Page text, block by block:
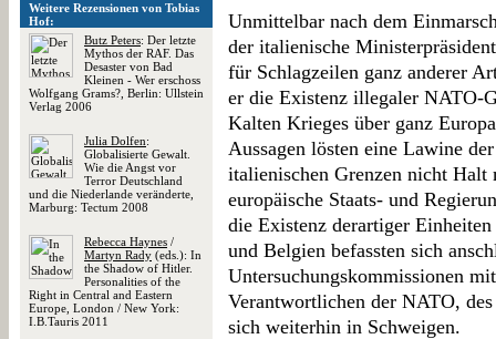
Weitere Rezensionen von Tobias
Hof:
Butz Peters: Der letzte
Mythos der RAF. Das
Desaster von Bad
Kleinen - Wer erschoss
Wolfgang Grams?, Berlin: Ullstein
Verlag 2006
Julia Dolfen:
Globalisierte Gewalt.
Wie die Angst vor
Terror Deutschland
und die Niederlande veränderte,
Marburg: Tectum 2008
Rebecca Haynes /
Martyn Rady (eds.): In
the Shadow of Hitler.
Personalities of the
Right in Central and Eastern
Europe, London / New York:
I.B.Tauris 2011
Unmittelbar nach dem
der italienische
für Schlagzeilen ganz anderer
er die Existenz illegaler NATO-
Kalten Krieges über ganz
Aussagen lösten eine Lawine
italienischen Grenzen nicht Halt
europäische Staats- und
die Existenz derartiger
und Belgien befassten sich
Untersuchungskommissionen
Verantwortlichen der NATO,
sich weiterhin in Schweigen.